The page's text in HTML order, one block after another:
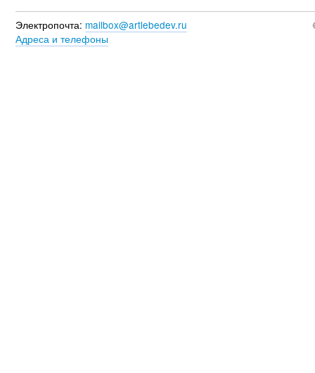
Электропочта: mailbox@artlebedev.ru
Адреса и телефоны